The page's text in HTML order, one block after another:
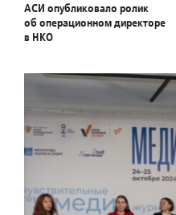
АСИ опубликовало ролик
об операционном директоре
в НКО